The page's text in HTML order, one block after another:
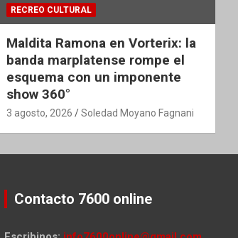
RECREO CULTURAL
Maldita Ramona en Vorterix: la
banda marplatense rompe el
esquema con un imponente
show 360°
3 agosto, 2026 Soledad Moyano Fagnani
Contacto 7600 online